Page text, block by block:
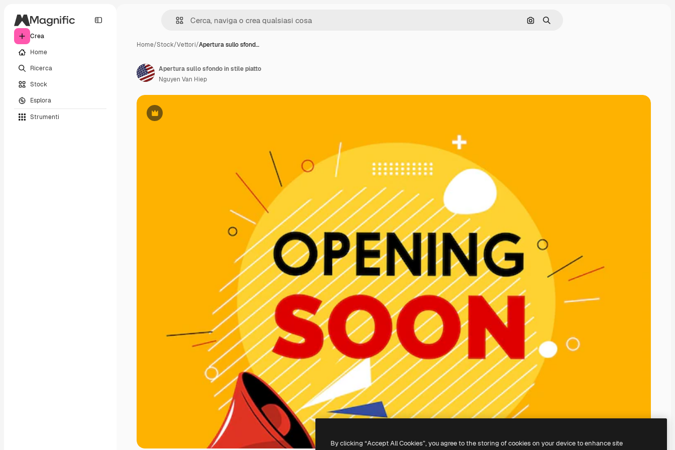
Crea
Home
Ricerca
Stock
Esplora
Strumenti
Cerca per immagine
Ricerca
Home/Stock/Vettori/Apertura sullo sfond…
Premium
Apertura sullo sfondo in stile piatto
Nguyen Van Hiep
By clicking “Accept All Cookies”, you agree to the storing of cookies on your device to enhance site